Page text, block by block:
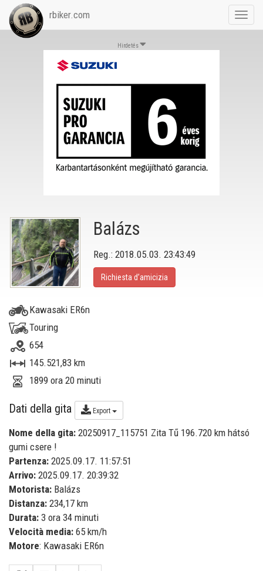
rbiker.com
Hirdetés
Balázs
Reg.: 2018.05.03. 23:43:49
Richiesta d’amicizia
Kawasaki ER6n
Touring
654
145.521,83 km
1899 ora 20 minuti
Dati della gita Export
Nome della gita: 20250917_115751 Zita Tű 196.720 km hátsó
gumi csere !
Partenza: 2025.09.17. 11:57:51
Arrivo: 2025.09.17. 20:39:32
Motorista: Balázs
Distanza: 234,17 km
Durata: 3 ora 34 minuti
Velocità media: 65 km/h
Motore: Kawasaki ER6n